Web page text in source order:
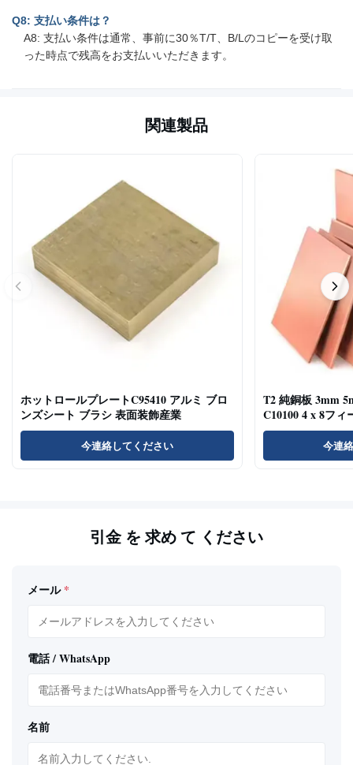
Q8: 支払い条件は？
A8: 支払い条件は通常、事前に30％T/T、B/Lのコピーを受け取
った時点で残高をお支払いいただきます。
関連製品
ホットロールプレートC95410 アルミ ブロ
ンズシート ブラシ 表面装飾産業
今連絡してください
T2 純銅板 3mm
C10100 4 x 8フィ
今連
引金 を 求め て ください
メール *
電話 / WhatsApp
名前